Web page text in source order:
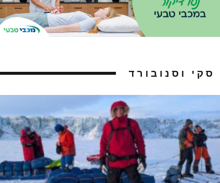
סקי וסנובורד